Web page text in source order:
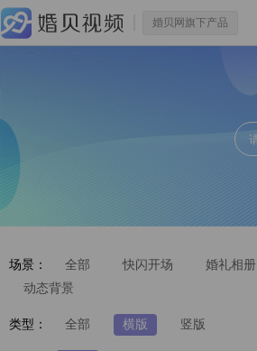
婚贝网旗下产品
场景： 全部 快闪开场 婚礼相册
动态背景
类型： 全部 横版 竖版